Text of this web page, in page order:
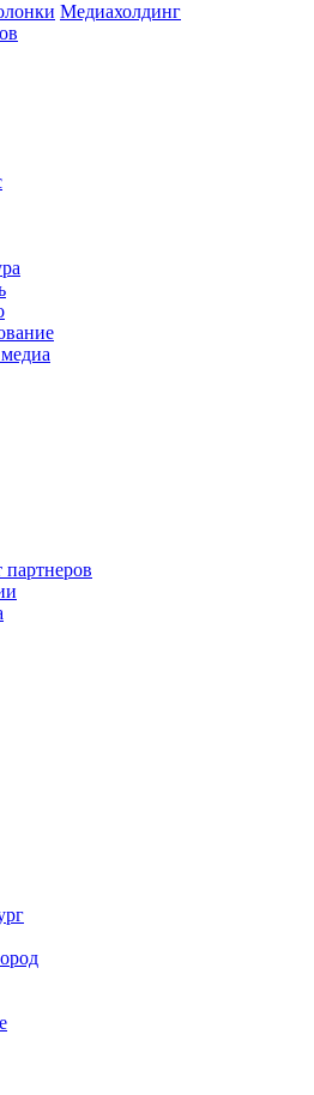
Медиахолдинг
партнеров